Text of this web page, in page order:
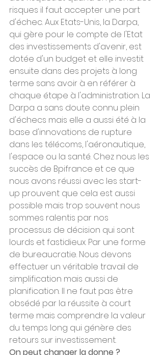
risques il faut accepter une part
d'échec. Aux Etats-Unis, la Darpa,
qui gère pour le compte de l'Etat
des investissements d'avenir, est
dotée d'un budget et elle investit
ensuite dans des projets à long
terme sans avoir à en référer à
chaque étape à l'administration. La
Darpa a sans doute connu plein
d'échecs mais elle a aussi été à la
base d'innovations de rupture
dans les télécoms, l'aéronautique,
l'espace ou la santé. Chez nous les
succès de Bpifrance et ce que
nous avons réussi avec les start-
up prouvent que cela est aussi
possible mais trop souvent nous
sommes ralentis par nos
processus de décision qui sont
lourds et fastidieux. Par une forme
de bureaucratie. Nous devons
effectuer un véritable travail de
simplification mais aussi de
planification. Il ne faut pas être
obsédé par la réussite à court
terme mais comprendre la valeur
du temps long qui génère des
retours sur investissement.
On peut changer la donne ?